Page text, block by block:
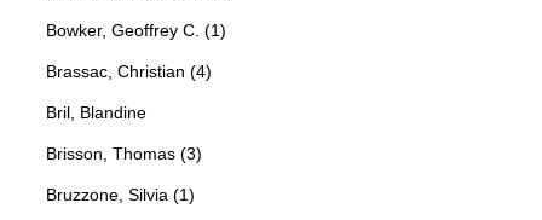
Bowker, Geoffrey C. (1)
Brassac, Christian (4)
Bril, Blandine
Brisson, Thomas (3)
Bruzzone, Silvia (1)